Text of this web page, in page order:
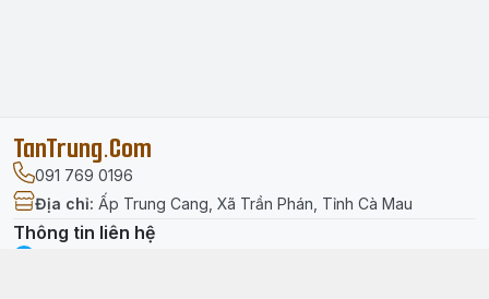
TanTrung.Com
091 769 0196
Địa chỉ: Ấp Trung Cang, Xã Trần Phán, Tỉnh Cà Mau
Thông tin liên hệ